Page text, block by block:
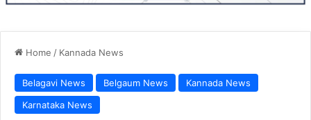
Home / Kannada News
Belagavi News Belgaum News
Kannada News
Karnataka News